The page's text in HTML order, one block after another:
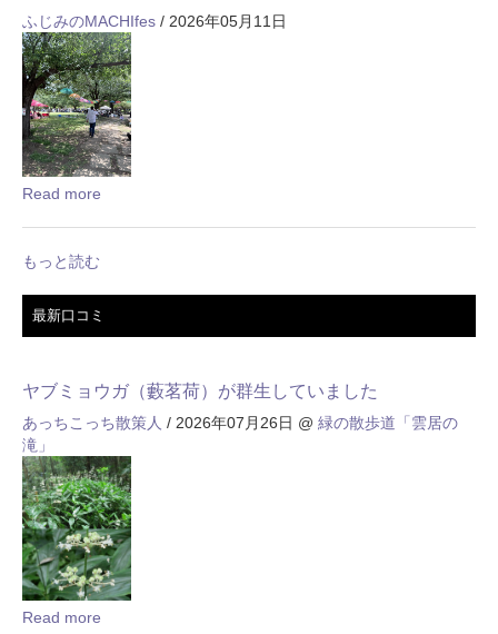
ふじみのMACHIfes / 2026年05月11日
Read more
もっと読む
最新口コミ
ヤブミョウガ（藪茗荷）が群生していました
あっちこっち散策人 / 2026年07月26日 @ 緑の散歩道「雲居の
滝」
Read more